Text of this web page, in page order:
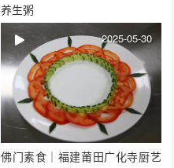
养生粥
佛门素食｜福建莆田广化寺厨艺
2025-05-30